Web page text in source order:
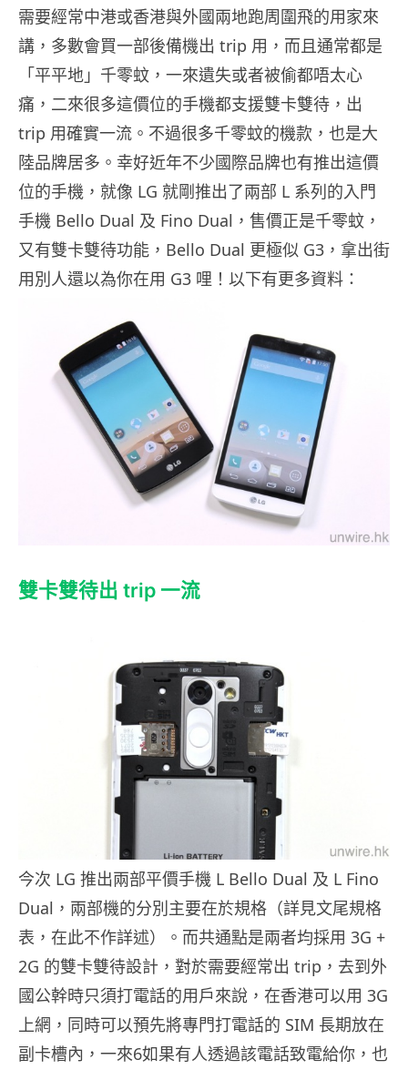
需要經常中港或香港與外國兩地跑周圍飛的用家來
講，多數會買一部後備機出 trip 用，而且通常都是
「平平地」千零蚊，一來遺失或者被偷都唔太心
痛，二來很多這價位的手機都支援雙卡雙待，出
trip 用確實一流。不過很多千零蚊的機款，也是大
陸品牌居多。幸好近年不少國際品牌也有推出這價
位的手機，就像 LG 就剛推出了兩部 L 系列的入門
手機 Bello Dual 及 Fino Dual，售價正是千零蚊，
又有雙卡雙待功能，Bello Dual 更極似 G3，拿出街
用別人還以為你在用 G3 哩！以下有更多資料：
雙卡雙待出 trip 一流
今次 LG 推出兩部平價手機 L Bello Dual 及 L Fino
Dual，兩部機的分別主要在於規格（詳見文尾規格
表，在此不作詳述）。而共通點是兩者均採用 3G +
2G 的雙卡雙待設計，對於需要經常出 trip，去到外
國公幹時只須打電話的用戶來說，在香港可以用 3G
上網，同時可以預先將專門打電話的 SIM 長期放在
副卡槽內，一來6如果有人透過該電話致電給你，也